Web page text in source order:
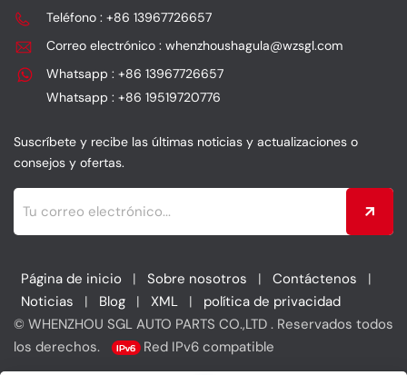
Teléfono : +86 13967726657
Correo electrónico : whenzhoushagula@wzsgl.com
Whatsapp : +86 13967726657
Whatsapp : +86 19519720776
Suscríbete y recibe las últimas noticias y actualizaciones o
consejos y ofertas.
Página de inicio | Sobre nosotros | Contáctenos
|
Noticias
| Blog | XML |
política de privacidad
© WHENZHOU SGL AUTO PARTS CO.,LTD . Reservados todos
los derechos.
Red IPv6 compatible